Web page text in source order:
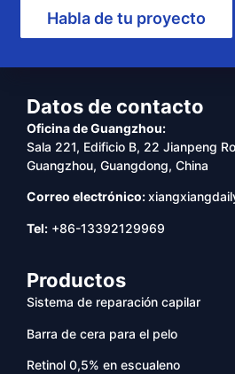
Habla de tu proyecto
Datos de contacto
Oficina de Guangzhou:
Sala 221, Edificio B, 22 Jianpeng
Guangzhou, Guangdong, China
Correo electrónico:
Tel: +86-13392129969
Productos
Sistema de reparación capilar
Barra de cera para el pelo
Retinol 0,5% en escualeno